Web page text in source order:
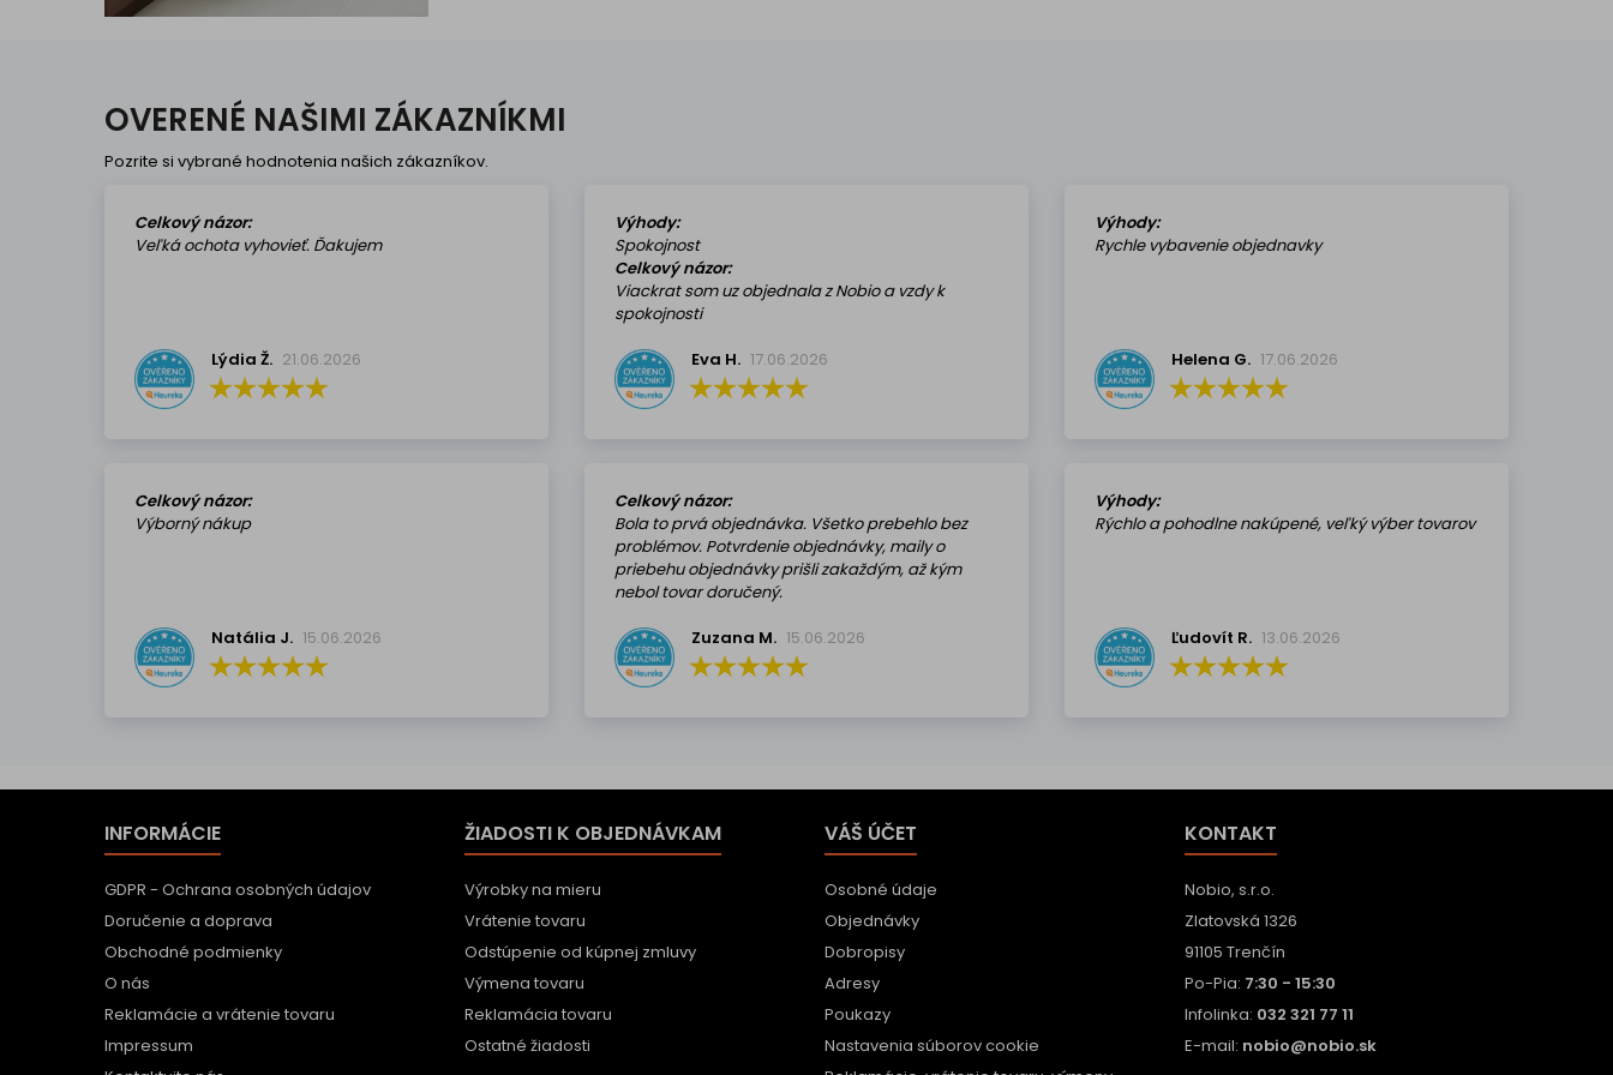
OVERENÉ NAŠIMI ZÁKAZNÍKMI
Pozrite si vybrané hodnotenia našich zákazníkov.
Celkový názor:
Veľká ochota vyhovieť. Ďakujem
Lýdia Ž. 21.06.2026
Výhody:
Spokojnost
Celkový názor:
Viackrat som uz objednala z Nobio a vzdy k
spokojnosti
Eva H. 17.06.2026
Výhody:
Rychle vybavenie objednavky
Helena G. 17.06.2026
Celkový názor:
Výborný nákup
Natália J. 15.06.2026
Celkový názor:
Bola to prvá objednávka. Všetko prebehlo bez
problémov. Potvrdenie objednávky, maily o
priebehu objednávky prišli zakaždým, až kým
nebol tovar doručený.
Zuzana M. 15.06.2026
Výhody:
Rýchlo a pohodlne nakúpené, veľký výber tovarov
Ľudovít R. 13.06.2026
INFORMÁCIE
GDPR - Ochrana osobných údajov
Doručenie a doprava
Obchodné podmienky
O nás
Reklamácie a vrátenie tovaru
Impressum
ŽIADOSTI K OBJEDNÁVKAM
Výrobky na mieru
Vrátenie tovaru
Odstúpenie od kúpnej zmluvy
Výmena tovaru
Reklamácia tovaru
Ostatné žiadosti
VÁŠ ÚČET
Osobné údaje
Objednávky
Dobropisy
Adresy
Poukazy
Nastavenia súborov cookie
KONTAKT
Nobio, s.r.o.
Zlatovská 1326
91105 Trenčín
Po-Pia: 7:30 - 15:30
Infolinka: 032 321 77 11
E-mail: nobio@nobio.sk